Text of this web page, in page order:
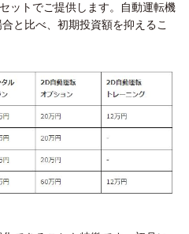
ットでご提供します。自動運転機
と比べ、初期投資額を抑えるこ